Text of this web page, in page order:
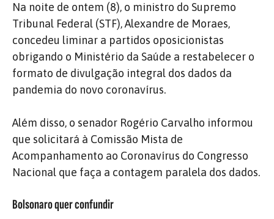
Na noite de ontem (8), o ministro do Supremo
Tribunal Federal (STF), Alexandre de Moraes,
concedeu liminar a partidos oposicionistas
obrigando o Ministério da Saúde a restabelecer o
formato de divulgação integral dos dados da
pandemia do novo coronavírus.
Além disso, o senador Rogério Carvalho informou
que solicitará à Comissão Mista de
Acompanhamento ao Coronavírus do Congresso
Nacional que faça a contagem paralela dos dados.
Bolsonaro quer confundir